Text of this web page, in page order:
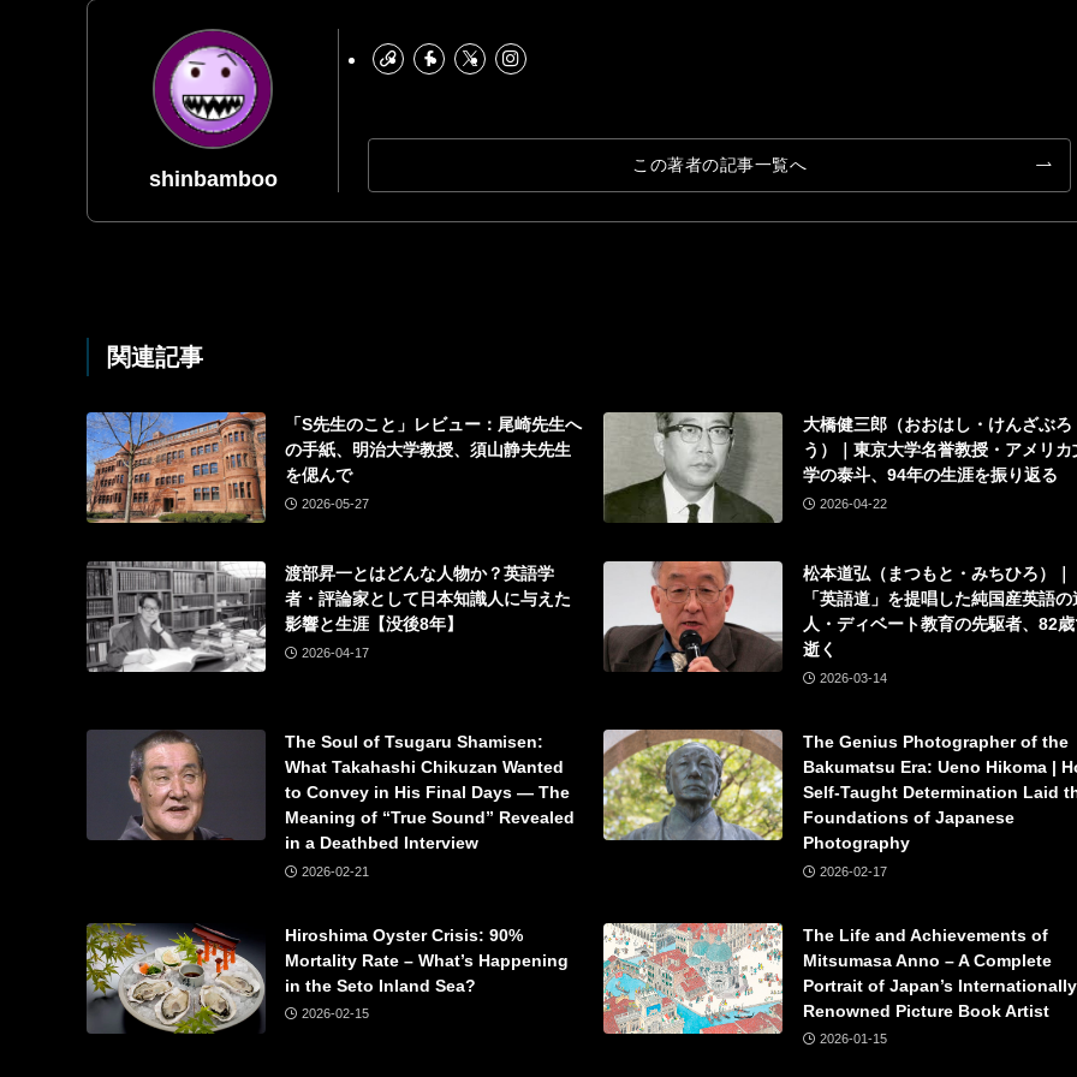
shinbamboo
この著者の記事一覧へ
関連記事
「S先生のこと」レビュー：尾崎先生へ
の手紙、明治大学教授、須山静夫先生
を偲んで
2026-05-27
大橋健三郎（おおはし・けんざぶろ
う）｜東京大学名誉教授・アメリカ
学の泰斗、94年の生涯を振り返る
2026-04-22
渡部昇一とはどんな人物か？英語学
者・評論家として日本知識人に与えた
影響と生涯【没後8年】
2026-04-17
松本道弘（まつもと・みちひろ）｜
「英語道」を提唱した純国産英語の
人・ディベート教育の先駆者、82
逝く
2026-03-14
The Soul of Tsugaru Shamisen:
What Takahashi Chikuzan Wanted
to Convey in His Final Days — The
Meaning of “True Sound” Revealed
in a Deathbed Interview
2026-02-21
The Genius Photographer of the
Bakumatsu Era: Ueno Hikoma |
Self-Taught Determination Laid
Foundations of Japanese
Photography
2026-02-17
Hiroshima Oyster Crisis: 90%
Mortality Rate – What’s Happening
in the Seto Inland Sea?
2026-02-15
The Life and Achievements of
Mitsumasa Anno – A Complete
Portrait of Japan’s Internationally
Renowned Picture Book Artist
2026-01-15